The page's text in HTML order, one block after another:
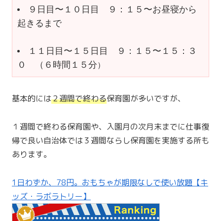
９日目〜１０日目　９：１５〜お昼寝から
起きるまで
１１日目〜１５日目　９：１５〜１５：３
０　（６時間１５分）
基本的には２週間で終わる保育園が多いですが、
１週間で終わる保育園や、入園月の次月末までに仕事復
帰で良い自治体では３週間ならし保育園を実施する所も
あります。
1日わずか、78円。おもちゃが期限なしで使い放題【キ
ッズ・ラボラトリー】